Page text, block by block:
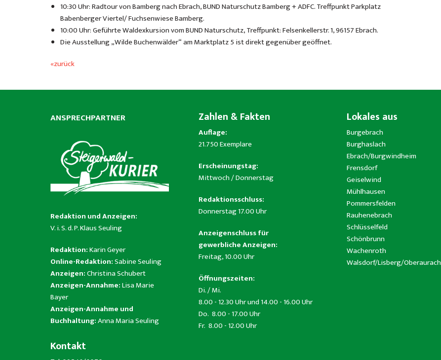
10:30 Uhr: Radtour von Bamberg nach Ebrach, BUND Naturschutz Bamberg + ADFC. Treffpunkt Parkplatz
Babenberger Viertel/ Fuchsenwiese Bamberg.
10:00 Uhr: Geführte Waldexkursion vom BUND Naturschutz, Treffpunkt: Felsenkellerstr. 1, 96157 Ebrach.
Die Ausstellung „Wilde Buchenwälder“ am Marktplatz 5 ist direkt gegenüber geöffnet.
«zurück
ANSPRECHPARTNER
Redaktion und Anzeigen:
V. i. S. d. P. Klaus Seuling
Redaktion:Karin Geyer
Online-Redaktion:Sabine Seuling
Anzeigen:Christina Schubert
Anzeigen-Annahme:Lisa Marie
Bayer
Anzeigen-Annahme und
Buchhaltung:Anna Maria Seuling
Kontakt
Zahlen & Fakten
Auflage:
21.750 Exemplare
Erscheinungstag:
Mittwoch / Donnerstag
Redaktionsschluss:
Donnerstag 17.00 Uhr
Anzeigenschluss für
gewerbliche Anzeigen:
Freitag, 10.00 Uhr
Öffnungszeiten:
Di. / Mi.
8.00 - 12.30 Uhr und 14.00 - 16.00 Uhr
Do. 8.00 - 17.00 Uhr
Fr. 8.00 - 12.00 Uhr
Lokales aus
Burgebrach
Burghaslach
Ebrach/Burgwindheim
Frensdorf
Geiselwind
Mühlhausen
Pommersfelden
Rauhenebrach
Schlüsselfeld
Schönbrunn
Wachenroth
Walsdorf/Lisberg/Oberaurach